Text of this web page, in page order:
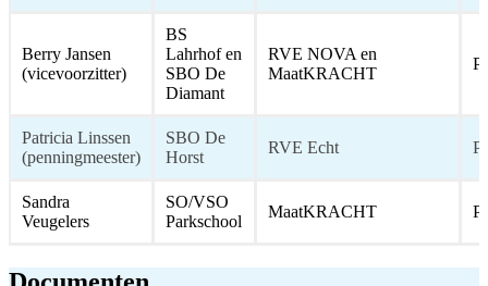
Berry Jansen
(vicevoorzitter)
BS
Lahrhof en
SBO De
Diamant
RVE NOVA en
MaatKRACHT
Patricia Linssen
(penningmeester)
SBO De
Horst
RVE Echt
Sandra
Veugelers
SO/VSO
Parkschool
MaatKRACHT